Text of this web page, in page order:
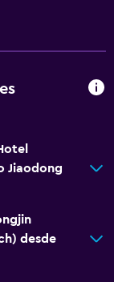
Jiaodong
desde